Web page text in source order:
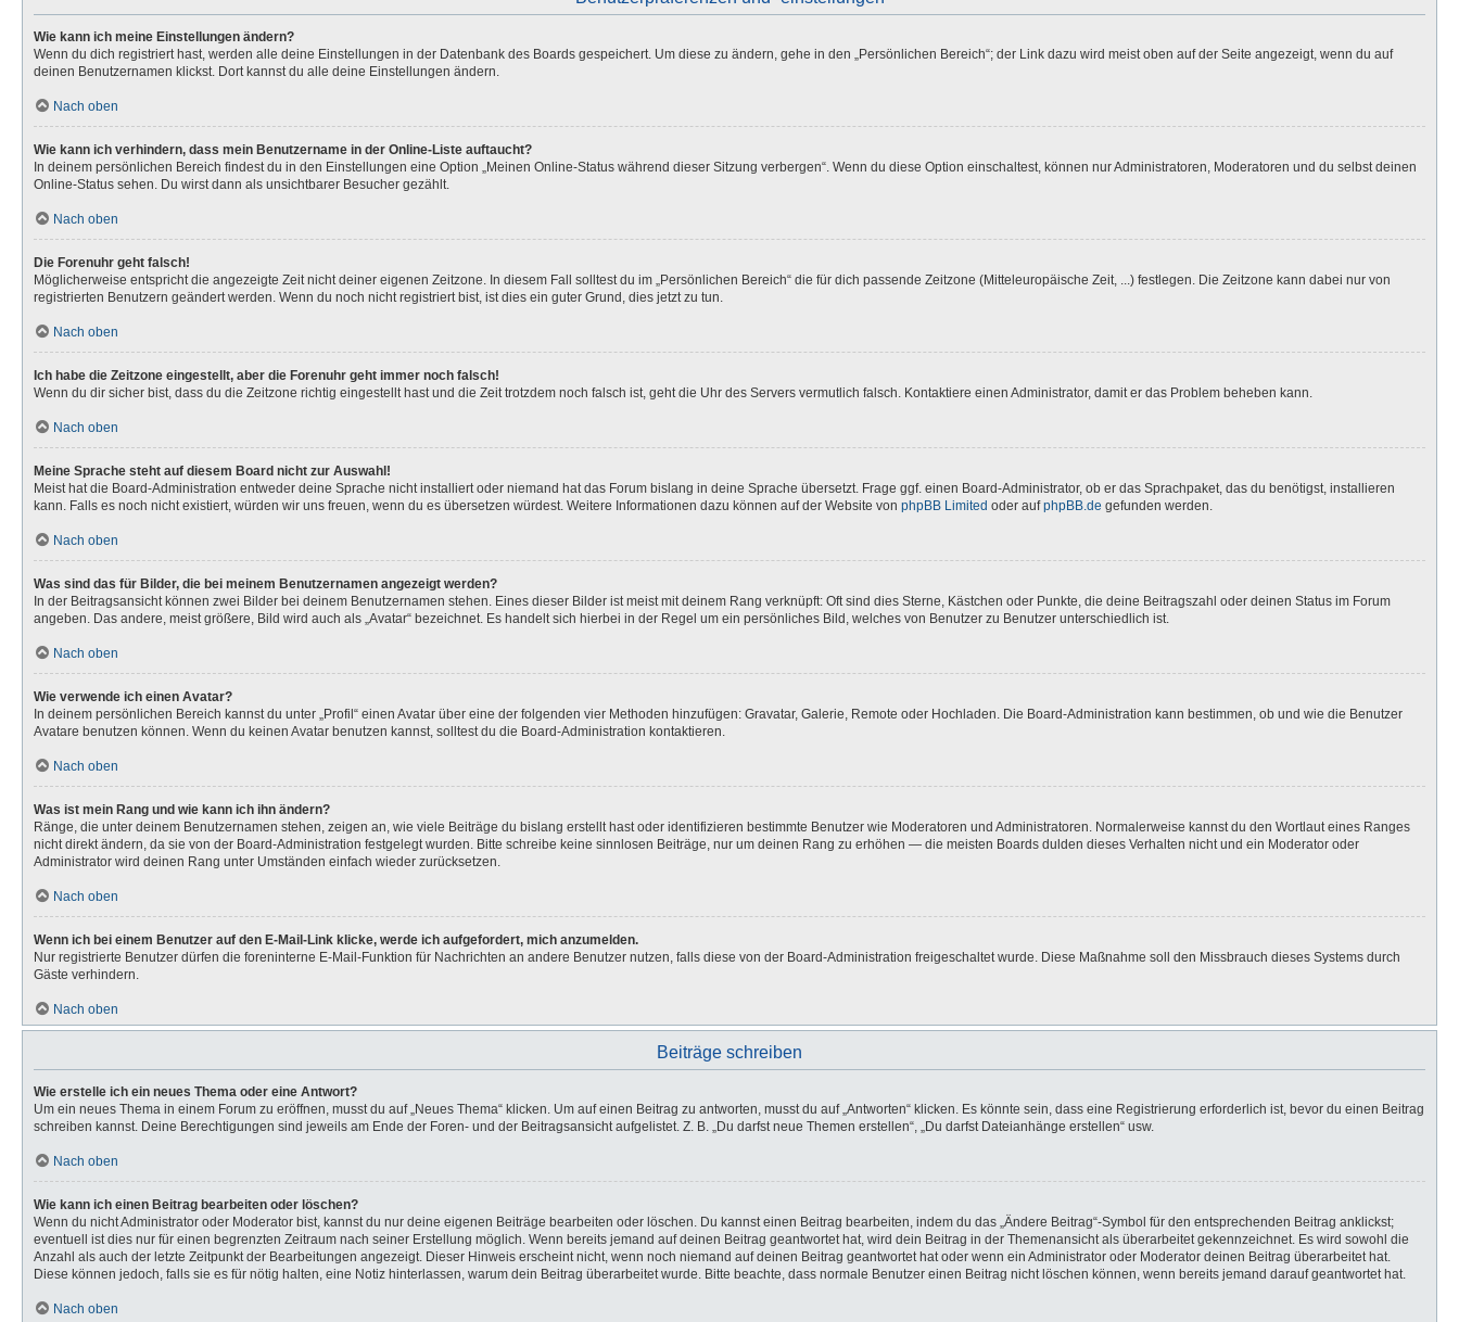
Wie kann ich meine Einstellungen ändern?
Wenn du dich registriert hast, werden alle deine Einstellungen in der Datenbank des Boards gespeichert. Um diese zu ändern, gehe in den „Persönlichen Bereich“; der Link dazu wird meist oben auf der Seite angezeigt, wenn du auf
deinen Benutzernamen klickst. Dort kannst du alle deine Einstellungen ändern.
Nach oben
Wie kann ich verhindern, dass mein Benutzername in der Online-Liste auftaucht?
In deinem persönlichen Bereich findest du in den Einstellungen eine Option „Meinen Online-Status während dieser Sitzung verbergen“. Wenn du diese Option einschaltest, können nur Administratoren, Moderatoren und du selbst deinen
Online-Status sehen. Du wirst dann als unsichtbarer Besucher gezählt.
Nach oben
Die Forenuhr geht falsch!
Möglicherweise entspricht die angezeigte Zeit nicht deiner eigenen Zeitzone. In diesem Fall solltest du im „Persönlichen Bereich“ die für dich passende Zeitzone (Mitteleuropäische Zeit, ...) festlegen. Die Zeitzone kann dabei nur von
registrierten Benutzern geändert werden. Wenn du noch nicht registriert bist, ist dies ein guter Grund, dies jetzt zu tun.
Nach oben
Ich habe die Zeitzone eingestellt, aber die Forenuhr geht immer noch falsch!
Wenn du dir sicher bist, dass du die Zeitzone richtig eingestellt hast und die Zeit trotzdem noch falsch ist, geht die Uhr des Servers vermutlich falsch. Kontaktiere einen Administrator, damit er das Problem beheben kann.
Nach oben
Meine Sprache steht auf diesem Board nicht zur Auswahl!
Meist hat die Board-Administration entweder deine Sprache nicht installiert oder niemand hat das Forum bislang in deine Sprache übersetzt. Frage ggf. einen Board-Administrator, ob er das Sprachpaket, das du benötigst, installieren
kann. Falls es noch nicht existiert, würden wir uns freuen, wenn du es übersetzen würdest. Weitere Informationen dazu können auf der Website von phpBB Limited oder aufphpBB.de gefunden werden.
Nach oben
Was sind das für Bilder, die bei meinem Benutzernamen angezeigt werden?
In der Beitragsansicht können zwei Bilder bei deinem Benutzernamen stehen. Eines dieser Bilder ist meist mit deinem Rang verknüpft: Oft sind dies Sterne, Kästchen oder Punkte, die deine Beitragszahl oder deinen Status im Forum
angeben. Das andere, meist größere, Bild wird auch als „Avatar“ bezeichnet. Es handelt sich hierbei in der Regel um ein persönliches Bild, welches von Benutzer zu Benutzer unterschiedlich ist.
Nach oben
Wie verwende ich einen Avatar?
In deinem persönlichen Bereich kannst du unter „Profil“ einen Avatar über eine der folgenden vier Methoden hinzufügen: Gravatar, Galerie, Remote oder Hochladen. Die Board-Administration kann bestimmen, ob und wie die Benutzer
Avatare benutzen können. Wenn du keinen Avatar benutzen kannst, solltest du die Board-Administration kontaktieren.
Nach oben
Was ist mein Rang und wie kann ich ihn ändern?
Ränge, die unter deinem Benutzernamen stehen, zeigen an, wie viele Beiträge du bislang erstellt hast oder identifizieren bestimmte Benutzer wie Moderatoren und Administratoren. Normalerweise kannst du den Wortlaut eines Ranges
nicht direkt ändern, da sie von der Board-Administration festgelegt wurden. Bitte schreibe keine sinnlosen Beiträge, nur um deinen Rang zu erhöhen — die meisten Boards dulden dieses Verhalten nicht und ein Moderator oder
Administrator wird deinen Rang unter Umständen einfach wieder zurücksetzen.
Nach oben
Wenn ich bei einem Benutzer auf den E-Mail-Link klicke, werde ich aufgefordert, mich anzumelden.
Nur registrierte Benutzer dürfen die foreninterne E-Mail-Funktion für Nachrichten an andere Benutzer nutzen, falls diese von der Board-Administration freigeschaltet wurde. Diese Maßnahme soll den Missbrauch dieses Systems durch
Gäste verhindern.
Nach oben
Beiträge schreiben
Wie erstelle ich ein neues Thema oder eine Antwort?
Um ein neues Thema in einem Forum zu eröffnen, musst du auf „Neues Thema“ klicken. Um auf einen Beitrag zu antworten, musst du auf „Antworten“ klicken. Es könnte sein, dass eine Registrierung erforderlich ist, bevor du einen Beitrag
schreiben kannst. Deine Berechtigungen sind jeweils am Ende der Foren- und der Beitragsansicht aufgelistet. Z. B. „Du darfst neue Themen erstellen“, „Du darfst Dateianhänge erstellen“ usw.
Nach oben
Wie kann ich einen Beitrag bearbeiten oder löschen?
Wenn du nicht Administrator oder Moderator bist, kannst du nur deine eigenen Beiträge bearbeiten oder löschen. Du kannst einen Beitrag bearbeiten, indem du das „Ändere Beitrag“-Symbol für den entsprechenden Beitrag anklickst;
eventuell ist dies nur für einen begrenzten Zeitraum nach seiner Erstellung möglich. Wenn bereits jemand auf deinen Beitrag geantwortet hat, wird dein Beitrag in der Themenansicht als überarbeitet gekennzeichnet. Es wird sowohl die
Anzahl als auch der letzte Zeitpunkt der Bearbeitungen angezeigt. Dieser Hinweis erscheint nicht, wenn noch niemand auf deinen Beitrag geantwortet hat oder wenn ein Administrator oder Moderator deinen Beitrag überarbeitet hat.
Diese können jedoch, falls sie es für nötig halten, eine Notiz hinterlassen, warum dein Beitrag überarbeitet wurde. Bitte beachte, dass normale Benutzer einen Beitrag nicht löschen können, wenn bereits jemand darauf geantwortet hat.
Nach oben